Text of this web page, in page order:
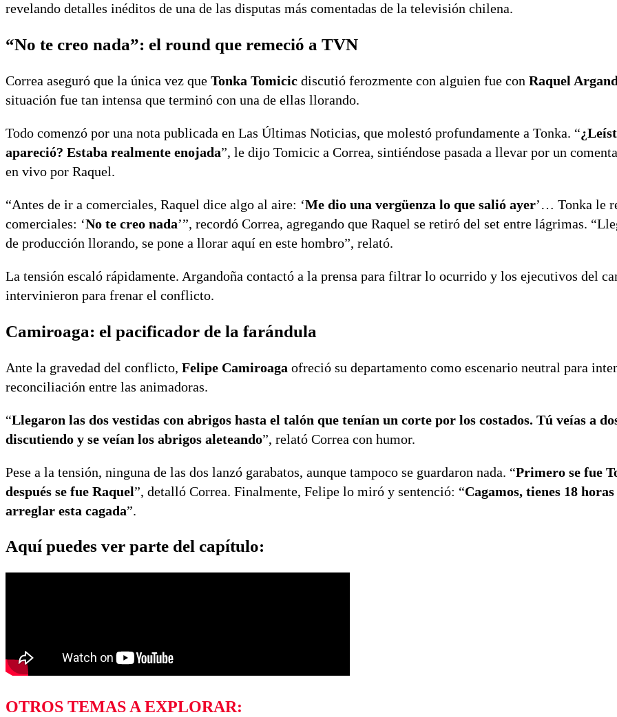
revelando detalles inéditos de una de las disputas más comentadas de la televisión chilena.
“No te creo nada”: el round que remeció a TVN
Correa aseguró que la única vez que Tonka Tomicic discutió ferozmente con alguien fue con Raquel
situación fue tan intensa que terminó con una de ellas llorando.
Todo comenzó por una nota publicada en Las Últimas Noticias, que molestó profundamente a Tonka. “
apareció? Estaba realmente enojada”, le dijo Tomicic a Correa, sintiéndose pasada a llevar por un
en vivo por Raquel.
“Antes de ir a comerciales, Raquel dice algo al aire: ‘Me dio una vergüenza lo que salió ayer’… Tonka le
comerciales: ‘No te creo nada’”, recordó Correa, agregando que Raquel se retiró del set entre lágrimas.
de producción llorando, se pone a llorar aquí en este hombro”, relató.
La tensión escaló rápidamente. Argandoña contactó a la prensa para filtrar lo ocurrido y los ejecutivos del
intervinieron para frenar el conflicto.
Camiroaga: el pacificador de la farándula
Ante la gravedad del conflicto, Felipe Camiroaga ofreció su departamento como escenario neutral para
reconciliación entre las animadoras.
“Llegaron las dos vestidas con abrigos hasta el talón que tenían un corte por los costados. Tú veías a
discutiendo y se veían los abrigos aleteando”, relató Correa con humor.
Pese a la tensión, ninguna de las dos lanzó garabatos, aunque tampoco se guardaron nada. “Primero se fue
después se fue Raquel”, detalló Correa. Finalmente, Felipe lo miró y sentenció: “Cagamos, tienes 18
arreglar esta cagada”.
Aquí puedes ver parte del capítulo:
OTROS TEMAS A EXPLORAR: